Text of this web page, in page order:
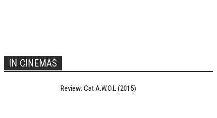
IN CINEMAS
Review: Cat A.W.O.L (2015)